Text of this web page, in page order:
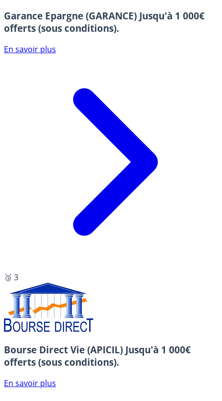
Garance Epargne (GARANCE) Jusqu'à 1 000€
offerts (sous conditions).
En savoir plus
🥉 3
Bourse Direct Vie (APICIL) Jusqu'à 1 000€
offerts (sous conditions).
En savoir plus